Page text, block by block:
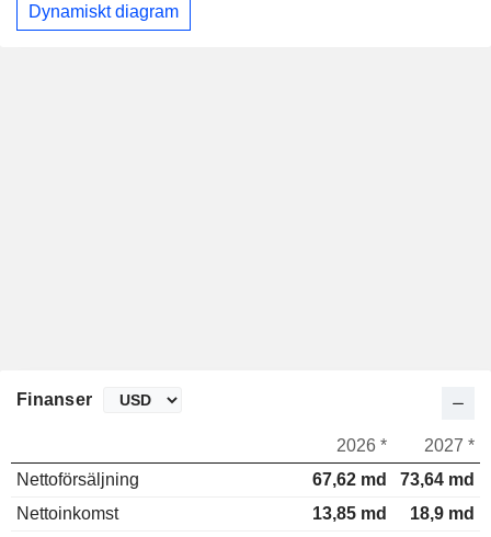
Dynamiskt diagram
Finanser
2026 *
2027 *
Nettoförsäljning
67,62 md
73,64 md
Nettoinkomst
13,85 md
18,9 md